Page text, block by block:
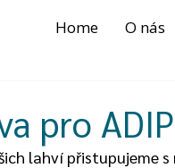
Home O nás
pro
lahví přistupujeme